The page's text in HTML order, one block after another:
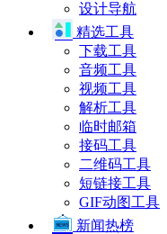
设计导航
精选工具
下载工具
音频工具
视频工具
解析工具
临时邮箱
接码工具
二维码工具
短链接工具
GIF动图工具
新闻热榜